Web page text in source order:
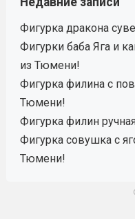
Фигурка дракона
Фигурки баба Яга и
из Тюмени!
Фигурка филина с
Тюмени!
Фигурка филин
Фигурка совушка с
Тюмени!